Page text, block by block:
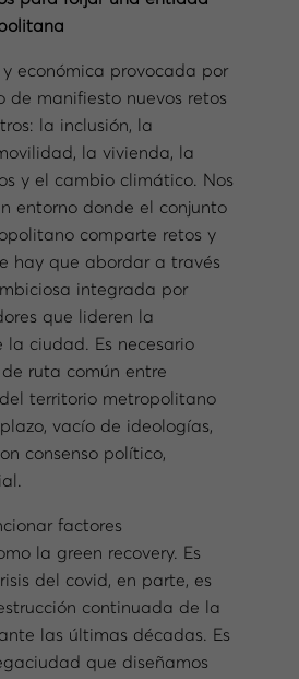
económica provocada por
de manifiesto nuevos retos
la inclusión, la
la vivienda, la
y el cambio climático. Nos
entorno donde el conjunto
comparte retos y
hay que abordar a través
integrada por
que lideren la
la ciudad. Es necesario
ruta común entre
territorio metropolitano
vacío de ideologías,
consenso político,
factores
la green recovery. Es
del covid, en parte, es
continuada de la
las últimas décadas. Es
que diseñamos